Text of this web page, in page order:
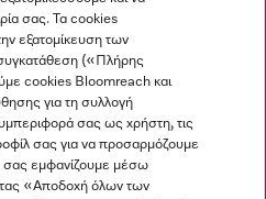
σας. Τα cookies
εξατομίκευση των
(«Πλήρης
cookies Bloomreach και
για τη συλλογή
σας ως χρήστη, τις
σας για να προσαρμόζουμε
σας εμφανίζουμε μέσω
«Αποδοχή όλων των